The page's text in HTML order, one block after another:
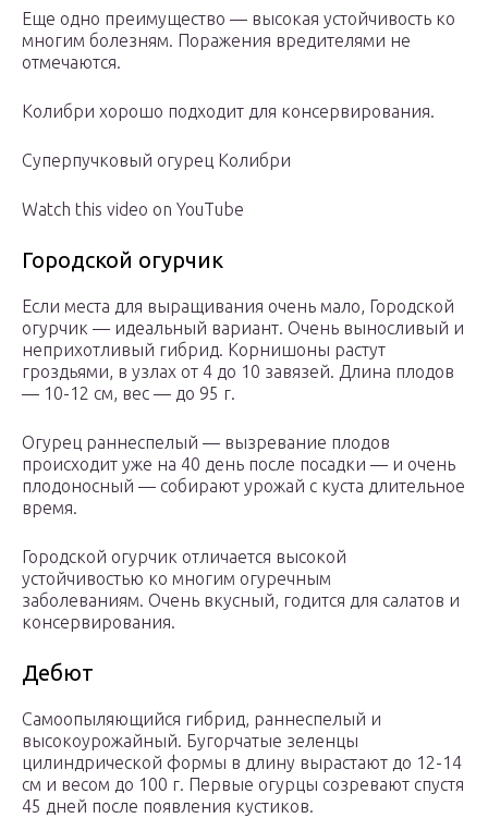
Еще одно преимущество — высокая устойчивость ко
многим болезням. Поражения вредителями не
отмечаются.
Колибри хорошо подходит для консервирования.
Суперпучковый огурец Колибри
Watch this video on YouTube
Городской огурчик
Если места для выращивания очень мало, Городской
огурчик — идеальный вариант. Очень выносливый и
неприхотливый гибрид. Корнишоны растут
гроздьями, в узлах от 4 до 10 завязей. Длина плодов
— 10-12 см, вес — до 95 г.
Огурец раннеспелый — вызревание плодов
происходит уже на 40 день после посадки — и очень
плодоносный — собирают урожай с куста длительное
время.
Городской огурчик отличается высокой
устойчивостью ко многим огуречным
заболеваниям. Очень вкусный, годится для салатов и
консервирования.
Дебют
Самоопыляющийся гибрид, раннеспелый и
высокоурожайный. Бугорчатые зеленцы
цилиндрической формы в длину вырастают до 12-14
см и весом до 100 г. Первые огурцы созревают спустя
45 дней после появления кустиков.